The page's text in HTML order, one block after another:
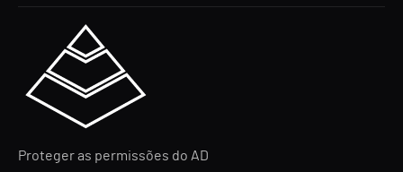
Proteger as permissões do AD